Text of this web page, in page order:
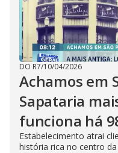
DO R7/10/04/2026
Achamos em
Sapataria
funciona há
Estabelecimento atrai
história rica no centro da